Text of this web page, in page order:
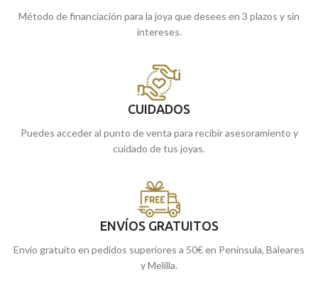
Método de financiación para la joya que desees en 3 plazos y sin
intereses.
CUIDADOS
Puedes acceder al punto de venta para recibir asesoramiento y
cuidado de tus joyas.
ENVÍOS GRATUITOS
Envío gratuito en pedidos superiores a 50€ en Península, Baleares
y Melilla.